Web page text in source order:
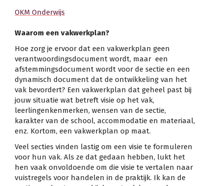
OKM Onderwijs
Waarom een vakwerkplan?
Hoe zorg je ervoor dat een vakwerkplan geen
verantwoordingsdocument wordt, maar een
afstemmingsdocument wordt voor de sectie en een
dynamisch document dat de ontwikkeling van het
vak bevordert? Een vakwerkplan dat geheel past bij
jouw situatie wat betreft visie op het vak,
leerlingenkenmerken, wensen van de sectie,
karakter van de school, accommodatie en materiaal,
enz. Kortom, een vakwerkplan op maat.
Veel secties vinden lastig om een visie te formuleren
voor hun vak. Als ze dat gedaan hebben, lukt het
hen vaak onvoldoende om die visie te vertalen naar
vuistregels voor handelen in de praktijk. Ik kan de